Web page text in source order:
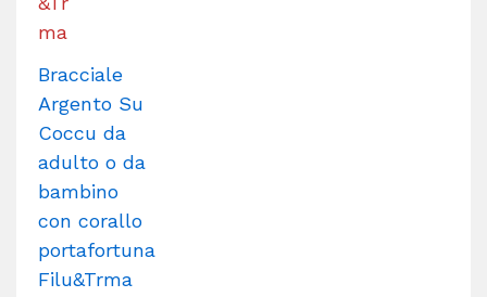
Bracciale
Argento Su
Coccu da
adulto o da
bambino
con corallo
portafortuna
Filu&Trma